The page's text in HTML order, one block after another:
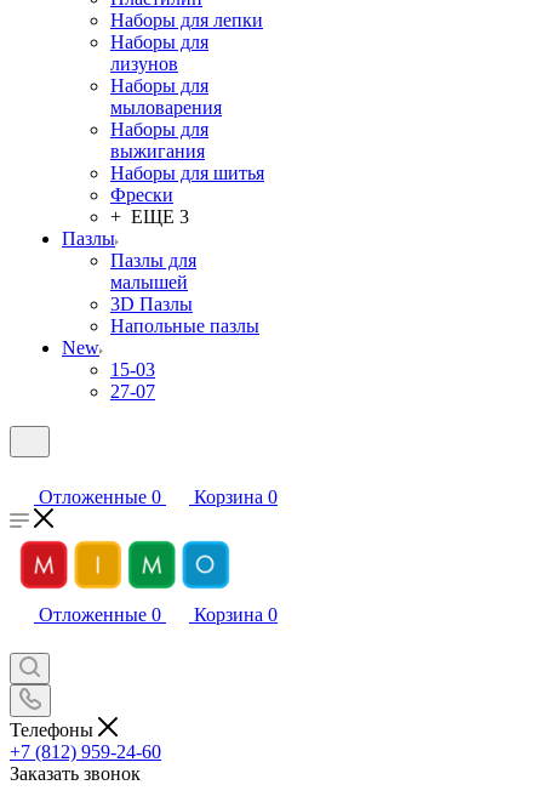
Наборы для лепки
Наборы для
лизунов
Наборы для
мыловарения
Наборы для
выжигания
Наборы для шитья
Фрески
+ ЕЩЕ 3
Пазлы
Пазлы для
малышей
3D Пазлы
Напольные пазлы
New
15-03
27-07
Отложенные 0 Корзина 0
Отложенные 0 Корзина 0
Телефоны
+7 (812) 959-24-60
Заказать звонок